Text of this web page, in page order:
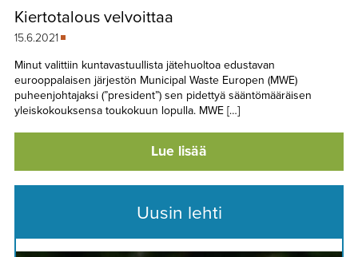
Kiertotalous velvoittaa
15.6.2021
Minut valittiin kuntavastuullista jätehuoltoa edustavan
eurooppalaisen järjestön Municipal Waste Europen (MWE)
puheenjohtajaksi (”president”) sen pidettyä sääntömääräisen
yleiskokouksensa toukokuun lopulla. MWE […]
Lue lisää
Uusin lehti